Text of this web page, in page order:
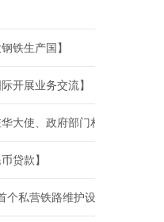
铁生产国】
开展业务交流】
大使、政府部门相关负责人、
贷款】
个私营铁路维护设施建设合同/